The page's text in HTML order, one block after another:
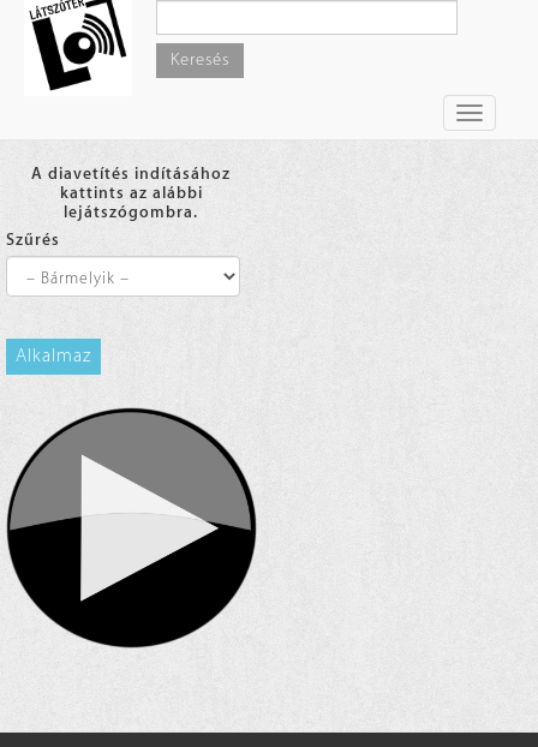
tartalomra
Keresés
Toggle
A diavetítés indításához
kattints az alábbi
lejátszógombra.
Szűrés
Alkalmaz